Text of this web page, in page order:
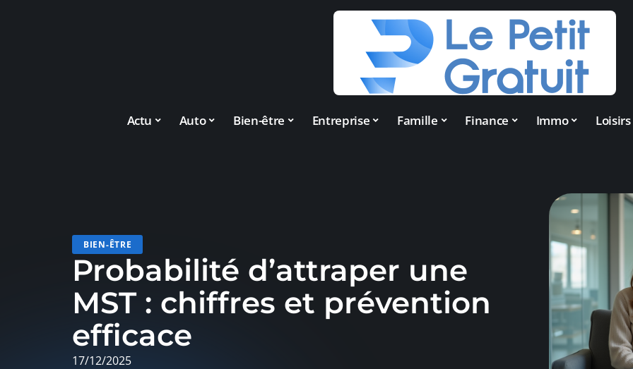
Actu Auto Bien-être Entreprise Famille Finance Immo Loisirs
BIEN-ÊTRE
Probabilité d’attraper une
MST : chiffres et prévention
efficace
17/12/2025